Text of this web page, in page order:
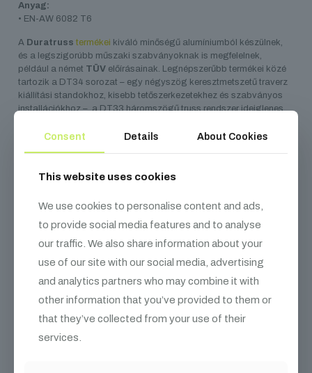
Anyag:
• EN-AW 6082 T6
A Duratruss termékei kiváló minőségű alumíniumból készülnek,
és a legszigorúbb műszaki szabványoknak is megfelelnek,
például a német TÜV előírásainak. Legnépszerűbb termékei közé
tartozik a DT34 sorozat – egy négyszög keresztmetszetű traverz
kiállítási standokhoz, kisebb tetőszerkezetekhez és szabványos
installációkhoz –, a DT33 háromszögű truss rendszer ideiglenes
és színpadtetőkhöz alkalmas. Az 5500 m²-es raktárkapacitásuk
Kapcsolódótermékek
Consent Details About Cookies
This website uses cookies
We use cookies to personalise content and ads,
to provide social media features and to analyse
our traffic. We also share information about your
use of our site with our social media, advertising
and analytics partners who may combine it with
other information that you’ve provided to them or
that they’ve collected from your use of their
services.